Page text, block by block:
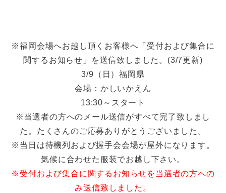
※福岡会場へお越し頂くお客様へ「受付および集合に
関するお知らせ」を送信致しました。(3/7更新)
3/9（日）福岡県
会場：かしいかえん
13:30～スタート
※当選者の方へのメール送信がすべて完了致しまし
た。たくさんのご応募ありがとうございました。
※当日は待機列および握手会会場が屋外になります。
気候に合わせた服装でお越し下さい。
※受付および集合に関するお知らせを当選者の方への
み送信致しました。